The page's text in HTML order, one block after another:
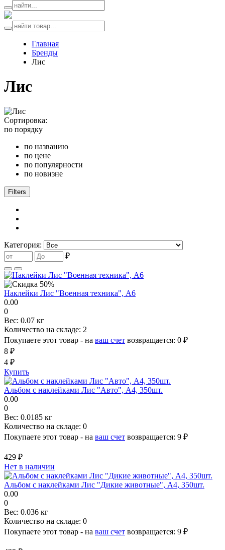
Главная
Бренды
Лис
Лис
Сортировка:
по порядку
по названию
по цене
по популярности
по новизне
Filters
Категория:
₽
Наклейки Лис "Военная техника", A6
0.00
0
Вес: 0.07 кг
Количество на складе: 2
Покупаете этот товар - на ваш счет возвращается: 0 ₽
8 ₽
4 ₽
Купить
Альбом с наклейками Лис "Авто", A4, 350шт.
0.00
0
Вес: 0.0185 кг
Количество на складе: 0
Покупаете этот товар - на ваш счет возвращается: 9 ₽
429 ₽
Нет в наличии
Альбом с наклейками Лис "Дикие животные", A4, 350шт.
0.00
0
Вес: 0.036 кг
Количество на складе: 0
Покупаете этот товар - на ваш счет возвращается: 9 ₽